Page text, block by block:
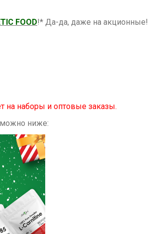
FOOD!* Да-да, даже на акционные!
на наборы и оптовые заказы.
можно ниже: